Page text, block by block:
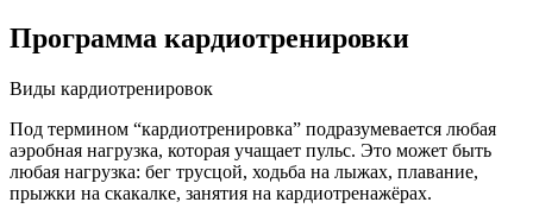
Программа кардиотренировки
Виды кардиотренировок
Под термином “кардиотренировка” подразумевается любая
аэробная нагрузка, которая учащает пульс. Это может быть
любая нагрузка: бег трусцой, ходьба на лыжах, плавание,
прыжки на скакалке, занятия на кардиотренажёрах.